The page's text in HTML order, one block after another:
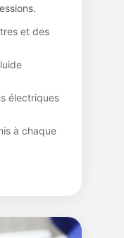
et des
électriques
à chaque